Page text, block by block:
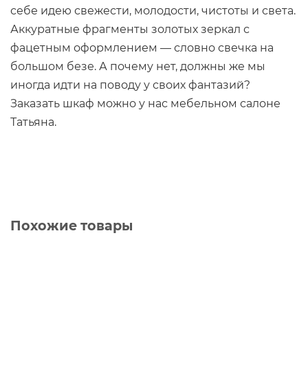
себе идею свежести, молодости, чистоты и света.
Аккуратные фрагменты золотых зеркал с
фацетным оформлением — словно свечка на
большом безе. А почему нет, должны же мы
иногда идти на поводу у своих фантазий?
Заказать шкаф можно у нас мебельном салоне
Татьяна.
Похожие товары